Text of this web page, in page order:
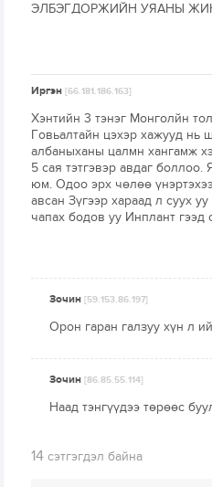
ЭЛБЭГДОРЖИЙН УЯАНЫ
Иргэн[66.181.186.163]
Хэнтийн 3 тэнэг Монголйн
Говьалтайн цэхэр хажууд нь
албаныханы цалмн хангамж
5 сая тэтгэвэр авдаг
юм. Одоо эрх чөлөө
авсан Зүгээр хараад л суух
чапах бодов уу Инплант гээд
Зочин[59.153.86.197]
Орон гаран галзуу хүн л
Зочин[86.85.55.114]
Наад тэнгүүдээ төрөөс
14 сэтгэгдэл байна